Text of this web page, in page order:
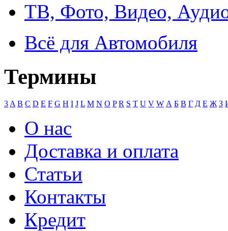
ТВ, Фото, Видео,
Всё для Автомобиля
Термины
3 A B C D E F G H I J L M N O P R S T U V W А Б В Г Д Е Ж З
О нас
Доставка и оплата
Статьи
Контакты
Кредит